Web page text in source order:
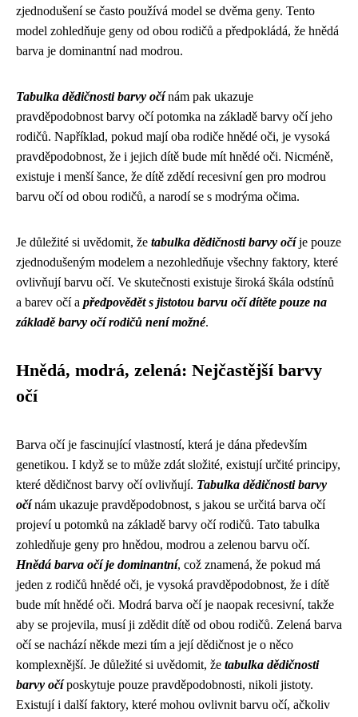
zjednodušení se často používá model se dvěma geny. Tento
model zohledňuje geny od obou rodičů a předpokládá, že hnědá
barva je dominantní nad modrou.
Tabulka dědičnosti barvy očínám pak ukazuje
pravděpodobnost barvy očí potomka na základě barvy očí jeho
rodičů. Například, pokud mají oba rodiče hnědé oči, je vysoká
pravděpodobnost, že i jejich dítě bude mít hnědé oči. Nicméně,
existuje i menší šance, že dítě zdědí recesivní gen pro modrou
barvu očí od obou rodičů, a narodí se s modrýma očima.
Je důležité si uvědomit, že tabulka dědičnosti barvy očíje pouze
zjednodušeným modelem a nezohledňuje všechny faktory, které
ovlivňují barvu očí. Ve skutečnosti existuje široká škála odstínů
a barev očí a předpovědět s jistotou barvu očí dítěte pouze na
základě barvy očí rodičů není možné.
Hnědá, modrá, zelená: Nejčastější barvy
očí
Barva očí je fascinující vlastností, která je dána především
genetikou. I když se to může zdát složité, existují určité principy,
které dědičnost barvy očí ovlivňují. Tabulka dědičnosti barvy
očínám ukazuje pravděpodobnost, s jakou se určitá barva očí
projeví u potomků na základě barvy očí rodičů. Tato tabulka
zohledňuje geny pro hnědou, modrou a zelenou barvu očí.
Hnědá barva očí je dominantní, což znamená, že pokud má
jeden z rodičů hnědé oči, je vysoká pravděpodobnost, že i dítě
bude mít hnědé oči. Modrá barva očí je naopak recesivní, takže
aby se projevila, musí ji zdědit dítě od obou rodičů. Zelená barva
očí se nachází někde mezi tím a její dědičnost je o něco
komplexnější. Je důležité si uvědomit, že tabulka dědičnosti
barvy očíposkytuje pouze pravděpodobnosti, nikoli jistoty.
Existují i ​​další faktory, které mohou ovlivnit barvu očí, ačkoliv